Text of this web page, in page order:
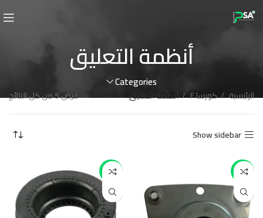
أنظمة التعليق
Categories
الرئيسية كورسا F أنظمة التعليق عرض ⁦5⁩ من كل النتائج
Show sidebar
-51%
-26%